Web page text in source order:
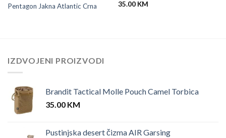
Pentagon Jakna Atlantic Crna
35.00 KM
IZDVOJENI PROIZVODI
Brandit Tactical Molle Pouch Camel Torbica
35.00 KM
Pustinjska desert čizma AIR Garsing